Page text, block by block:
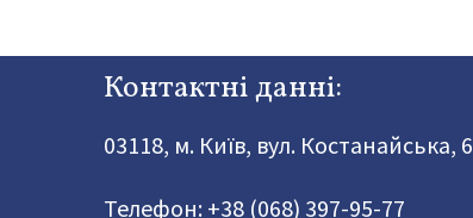
Контактні данні:
03118, м. Київ, вул. Костанайська, 6
Телефон: +38 (068) 397-95-77